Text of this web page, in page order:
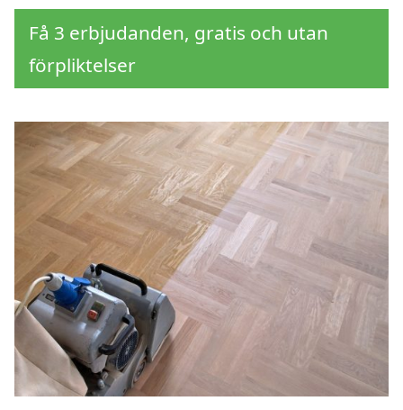
Få 3 erbjudanden, gratis och utan
förpliktelser